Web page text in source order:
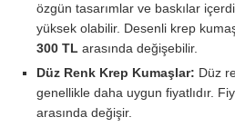
özgün tasarımlar ve baskılar
yüksek olabilir. Desenli krep
300 TL arasında değişebilir.
Düz Renk Krep Kumaşlar: Düz
genellikle daha uygun fiyatlıdır.
arasında değişir.